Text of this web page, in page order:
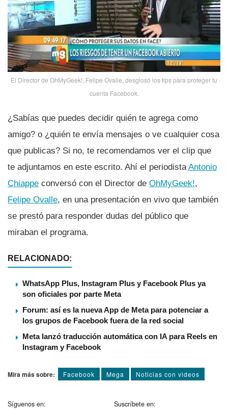
El Director de OhMyGeek!, Felipe Ovalle, desglosó los tips para proteger tu
cuenta Facebook.
¿Sabí­as que puedes decidir quién te agrega como
amigo? o ¿quién te enví­a mensajes o ve cualquier cosa
que publicas? Si no, te recomendamos ver el clip que
te adjuntamos en este escrito. Ahí­ el periodistaAntonio
Chiappe conversó con el Director de OhMyGeek!,
Felipe Ovalle, en una presentación en vivo que también
se prestó para responder dudas del público que
miraban el programa.
RELACIONADO:
WhatsApp Plus, Instagram Plus y Facebook Plus ya
son oficiales por parte Meta
Forum: así es la nueva App de Meta para potenciar a
los grupos de Facebook fuera de la red social
Meta lanzó traducción automática con IA para Reels en
Instagram y Facebook
Mira más sobre: Facebook Mega Noticias con videos
Síguenos en: Suscríbete en: